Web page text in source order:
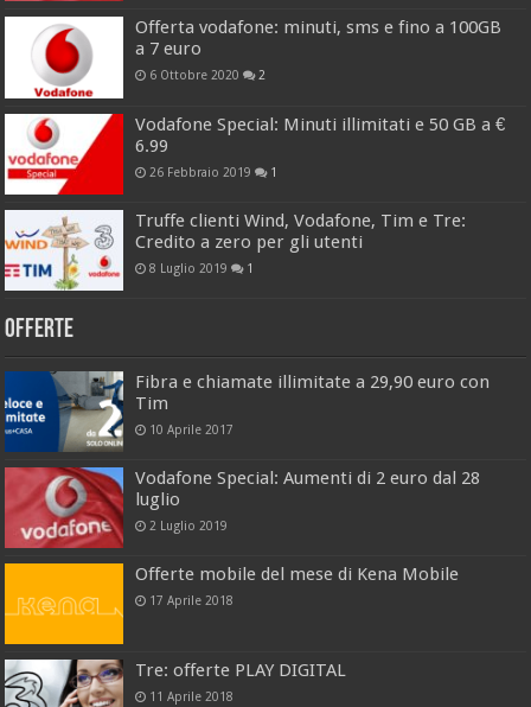
Offerta vodafone: minuti, sms e fino a 100GB
a 7 euro
6 Ottobre 2020 2
Vodafone Special: Minuti illimitati e 50 GB a €
6.99
26 Febbraio 2019 1
Truffe clienti Wind, Vodafone, Tim e Tre:
Credito a zero per gli utenti
8 Luglio 2019 1
Offerte
Fibra e chiamate illimitate a 29,90 euro con
Tim
10 Aprile 2017
Vodafone Special: Aumenti di 2 euro dal 28
luglio
2 Luglio 2019
Offerte mobile del mese di Kena Mobile
17 Aprile 2018
Tre: offerte PLAY DIGITAL
11 Aprile 2018